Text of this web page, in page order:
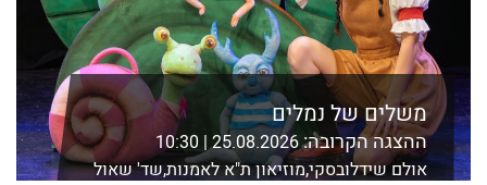
משלים של נמלים
ההצגה הקרובה:25.08.2026 | 10:30
אולם שידלובסקי,מוזיאון ת"א לאמנות,שד' שאול